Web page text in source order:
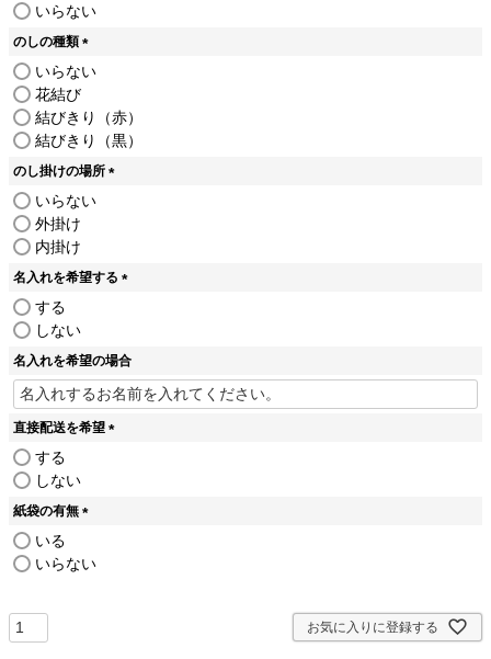
須
)
いらない
のしの種類
(
)
いらない
花結び
結びきり（赤）
結びきり（黒）
のし掛けの場所
いらない
外掛け
内掛け
名入れを希望する
)
する
しない
名入れを希望の場合
直接配送を希望
する
しない
紙袋の有無
須
いる
いらない
お気に入りに登録する